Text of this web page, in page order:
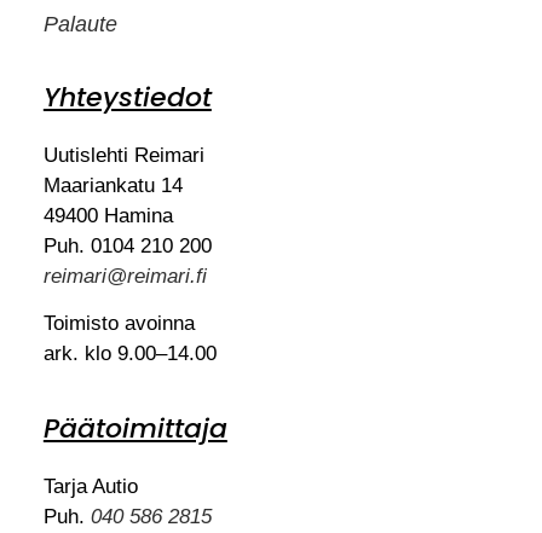
Palaute
Yhteystiedot
Uutislehti Reimari
Maariankatu 14
49400 Hamina
Puh. 0104 210 200
reimari@reimari.fi
Toimisto avoinna
ark. klo 9.00–14.00
Päätoimittaja
Tarja Autio
Puh. 040 586 2815